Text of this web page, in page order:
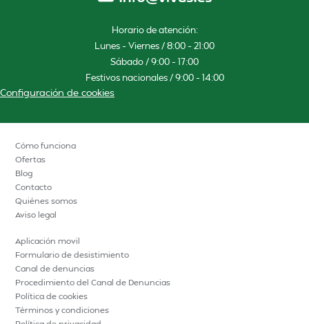
Horario de atención:
Lunes – Viernes / 8:00 – 21:00
Sábado / 9:00 – 17:00
Festivos nacionales / 9:00 – 14:00
Configuración de cookies
Cómo funciona
Ofertas
Blog
Contacto
Quiénes somos
Aviso legal
Aplicación movil
Formulario de desistimiento
Canal de denuncias
Procedimiento del Canal de Denuncias
Política de cookies
Términos y condiciones